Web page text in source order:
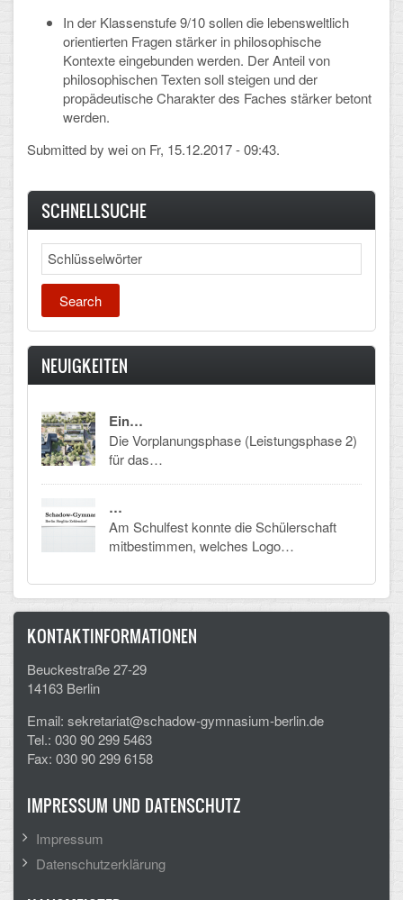
Wahlfächer
TERMINE
CLOUD
Nextcloud (Eigene Dateien und Tauschordner)
Gitlab
In der Klassenstufe 9/10 sollen die lebensweltlich
orientierten Fragen stärker in philosophische
Kontexte eingebunden werden. Der Anteil von
philosophischen Texten soll steigen und der
propädeutische Charakter des Faches stärker betont
werden.
Submitted by weion Fr, 15.12.2017 - 09:43.
SCHNELLSUCHE
Search
NEUIGKEITEN
Ein…
Die Vorplanungsphase (Leistungsphase 2)
für das…
…
Am Schulfest konnte die Schülerschaft
mitbestimmen, welches Logo…
KONTAKTINFORMATIONEN
Beuckestraße 27-29
14163 Berlin
Email: sekretariat@schadow-gymnasium-berlin.de
Tel.: 030 90 299 5463
Fax: 030 90 299 6158
IMPRESSUM UND DATENSCHUTZ
Impressum
Datenschutzerklärung